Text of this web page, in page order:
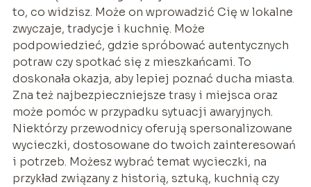
to, co widzisz. Może on wprowadzić Cię w lokalne
zwyczaje, tradycje i kuchnię. Może
podpowiedzieć, gdzie spróbować autentycznych
potraw czy spotkać się z mieszkańcami. To
doskonała okazja, aby lepiej poznać ducha miasta.
Zna też najbezpieczniejsze trasy i miejsca oraz
może pomóc w przypadku sytuacji awaryjnych.
Niektórzy przewodnicy oferują spersonalizowane
wycieczki, dostosowane do twoich zainteresowań
i potrzeb. Możesz wybrać temat wycieczki, na
przykład związany z historią, sztuką, kuchnią czy